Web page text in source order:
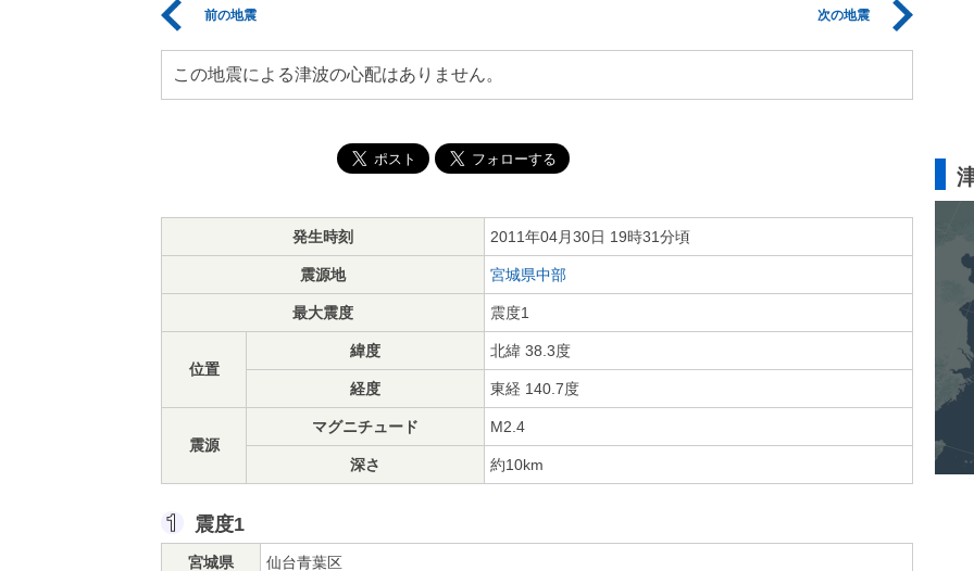
前の地震 次の地震
この地震による津波の心配はありません。
発生時刻 2011年04月30日 19時31分頃
震源地 宮城県中部
最大震度 震度1
位置
緯度 北緯 38.3度
経度 東経 140.7度
震源
マグニチュード M2.4
深さ 約10km
震度1
宮城県 仙台青葉区